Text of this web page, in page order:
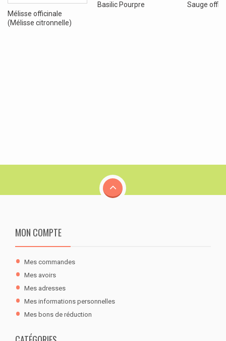
Mélisse officinale
(Mélisse citronnelle)
Basilic Pourpre Sauge
MON COMPTE
Mes commandes
Mes avoirs
Mes adresses
Mes informations personnelles
Mes bons de réduction